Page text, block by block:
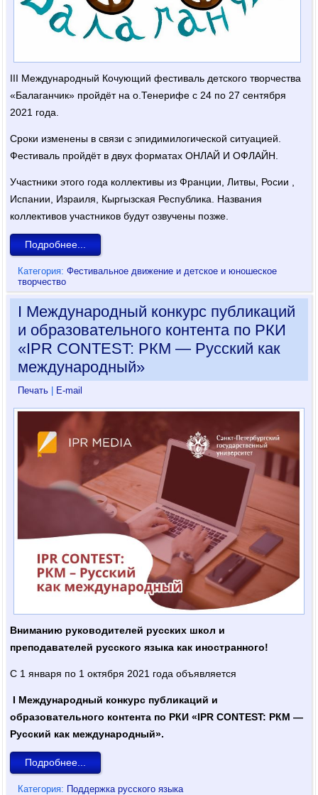
III Международный Кочующий фестиваль детского творчества
«Балаганчик» пройдёт на о.Тенерифе с 24 по 27 сентября
2021 года.
Сроки изменены в связи с эпидимилогической ситуацией.
Фестиваль пройдёт в двух форматах ОНЛАЙ И ОФЛАЙН.
Участники этого года коллективы из Франции, Литвы, Росии ,
Испании, Израиля, Кыргызская Республика. Названия
коллективов участников будут озвучены позже.
Подробнее...
Категория:Фестивальное движение и детское и юношеское
творчество
I Международный конкурс публикаций
и образовательного контента по РКИ
«IPR CONTEST: РКМ — Русский как
международный»
Печать E-mail
Вниманию руководителей русских школ и
преподавателей русского языка как иностранного!
С 1 января по 1 октября 2021 года объявляется
I Международный конкурс публикаций и
образовательного контента по РКИ «IPR CONTEST: РКМ —
Русский как международный».
Подробнее...
Категория: Поддержка русского языка